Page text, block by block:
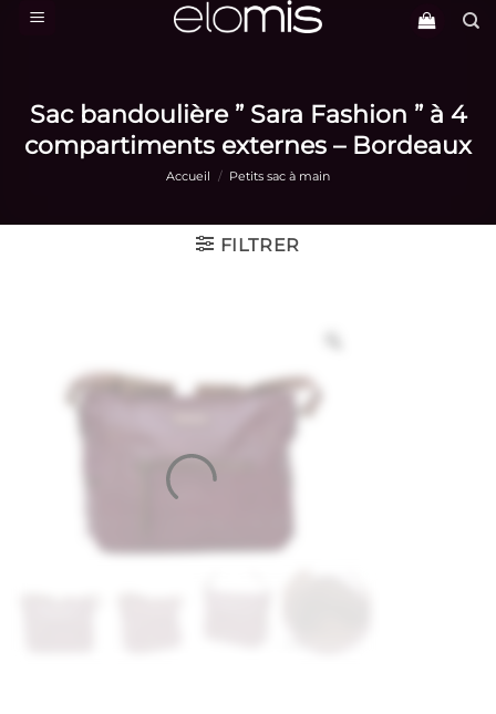
Passer
Sac bandoulière ” Sara Fashion ” à 4
compartiments externes – Bordeaux
Accueil / Petits sac à main
FILTRER